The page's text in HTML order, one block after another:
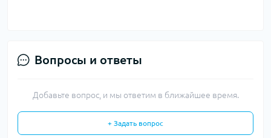
Вопросы и ответы
Добавьте вопрос, и мы ответим в ближайшее время.
+ Задать вопрос